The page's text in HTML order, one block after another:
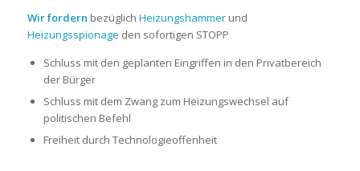
Wir fordern bezüglich Heizungshammerund
Heizungsspionage den sofortigen STOPP
Schluss mit den geplanten Eingriffen in den Privatbereich
der Bürger
Schluss mit dem Zwang zum Heizungswechsel auf
politischen Befehl
Freiheit durch Technologieoffenheit